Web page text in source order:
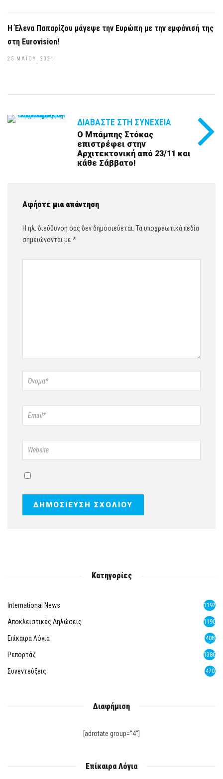
Η Έλενα Παπαρίζου μάγεψε την Ευρώπη με την εμφάνισή της
στη Eurovision!
25 ΜΑΪ́ΟΥ, 2021
ΔΙΑΒΆΣΤΕ ΣΤΗ ΣΥΝΈΧΕΙΑ
Ο Μπάμπης Στόκας
επιστρέφει στην
Αρχιτεκτονική από 23/11 και
κάθε Σάββατο!
Αφήστε μια απάντηση
Η ηλ. διεύθυνση σας δεν δημοσιεύεται. Τα υποχρεωτικά πεδία
σημειώνονται με *
Κατηγορίες
International News 1192
Αποκλειστικές Δηλώσεις 1190
Επίκαιρα Λόγια 408
Ρεπορτάζ 1386
Συνεντεύξεις 470
Διαφήμιση
[adrotate group="4"]
Επίκαιρα Λόγια